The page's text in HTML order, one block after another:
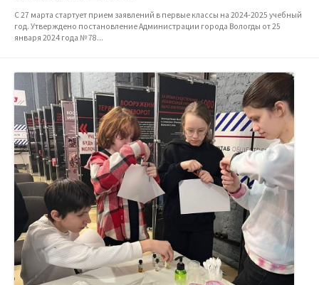
С 27 марта стартует прием заявлений в первые классы на 2024-2025 учебный
год. Утверждено постановление Администрации города Вологды от 25
января 2024 года № 78...